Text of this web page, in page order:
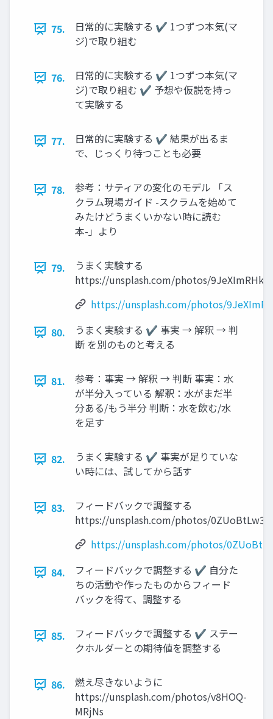
75.
日常的に実験する ✔ 1つずつ本気(マ
ジ)で取り組む
76.
日常的に実験する ✔ 1つずつ本気(マ
ジ)で取り組む ✔ 予想や仮説を持っ
て実験する
77.
日常的に実験する ✔ 結果が出るま
で、じっくり待つことも必要
78.
参考：サティアの変化のモデル 「ス
クラム現場ガイド -スクラムを始めて
みたけどうまくいかない時に読む
本-」より
79.
うまく実験する
https://unsplash.com/photos/9JeXImRHkl4
https://unsplash.com/photos/
80.
うまく実験する ✔ 事実 → 解釈 → 判
断 を別のものと考える
81.
参考：事実 → 解釈 → 判断 事実：水
が半分入っている 解釈：水がまだ半
分ある/もう半分 判断：水を飲む/水
を足す
82.
うまく実験する ✔ 事実が足りていな
い時には、試してから話す
83.
フィードバックで調整する
https://unsplash.com/photos/
https://unsplash.com/photos/
84.
フィードバックで調整する ✔ 自分た
ちの活動や作ったものからフィード
バックを得て、調整する
85.
フィードバックで調整する ✔ ステー
クホルダーとの期待値を調整する
86.
燃え尽きないように
https://unsplash.com/photos/v8HOQ-
MRjNs